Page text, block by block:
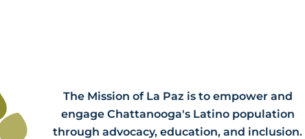
The Mission of La Paz is to empower and
engage Chattanooga's Latino population
through advocacy, education, and inclusion.